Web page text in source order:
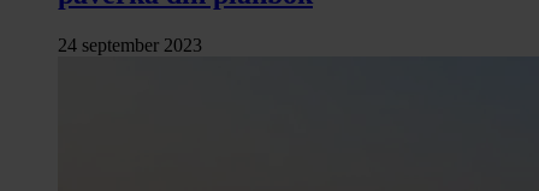
24 september 2023